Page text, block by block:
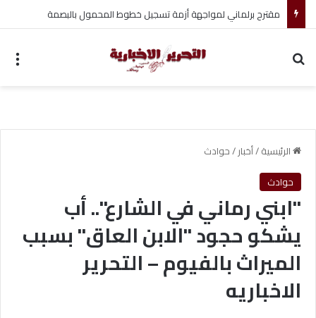
تأمين الأطباء البيطريين: خطوة لحماية المهنة ومواجهة الأزمات
الرئيسية/أخبار/حوادث
حوادث
"ابني رماني في الشارع".. أب
يشكو حجود "الابن العاق" بسبب
الميراث بالفيوم – التحرير
الاخباريه